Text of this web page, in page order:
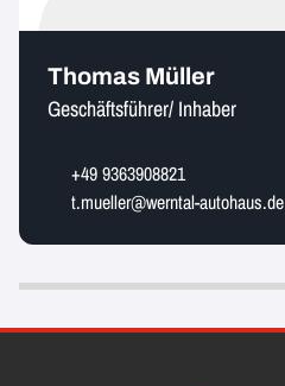
Thomas Müller
Geschäftsführer/ Inhaber
+49 9363908821
t.mueller@werntal-autohaus.de